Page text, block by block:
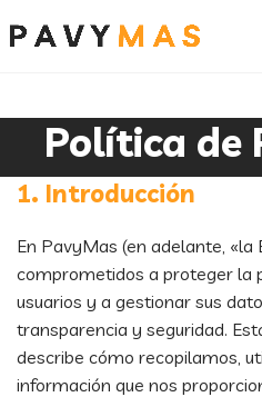
Política de
1. Introducción
En PavyMas (en adelante, «la
comprometidos a proteger la
usuarios y a gestionar sus
transparencia y seguridad.
describe cómo recopilamos,
información que nos